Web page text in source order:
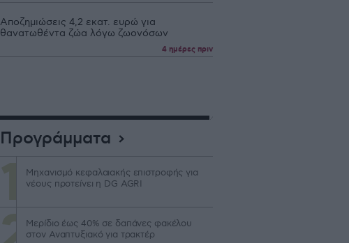
Αποζημιώσεις 4,2 εκατ. ευρώ για
θανατωθέντα ζώα λόγω ζωονόσων
4 ημέρες πριν
Προγράμματα
Μηχανισμό κεφαλαιακής επιστροφής για
νέους προτείνει η DG AGRI
Μερίδιο έως 40% σε δαπάνες φακέλου
στον Αναπτυξιακό για τρακτέρ